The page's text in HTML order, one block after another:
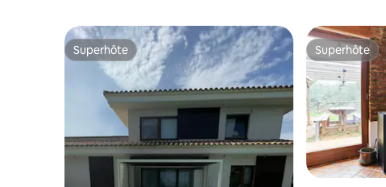
Superhôte
Superhôte Superhôte
Superhôte